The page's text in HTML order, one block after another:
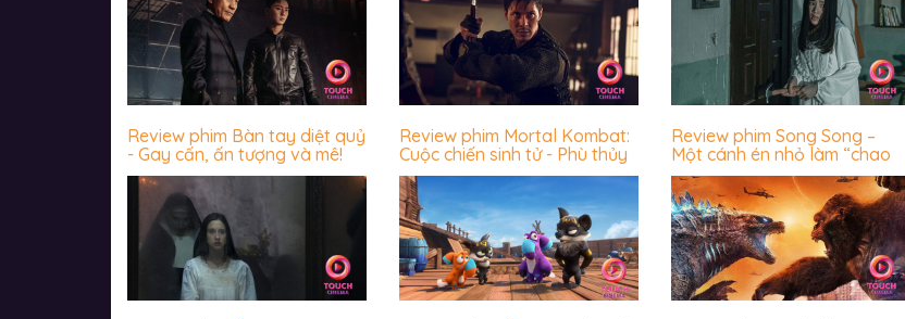
Review phim Bàn tay diệt quỷ
- Gay cấn, ấn tượng và mê!
Review phim Mortal Kombat:
Cuộc chiến sinh tử - Phù thủy
James Wan chưa bao giờ
khiến khán giả thất vọng
Review phim Song Song –
Một cánh én nhỏ làm “chao
đảo” cả vài mùa xuân